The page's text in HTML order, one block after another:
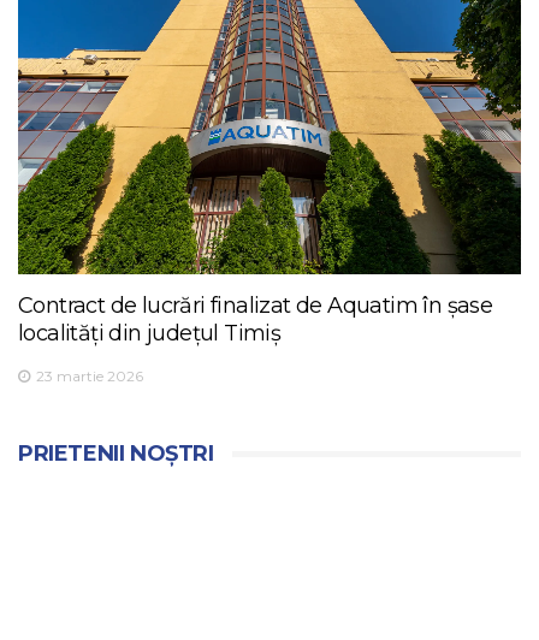
Contract de lucrări finalizat de Aquatim în șase
localități din județul Timiș
23 martie 2026
PRIETENII NOȘTRI